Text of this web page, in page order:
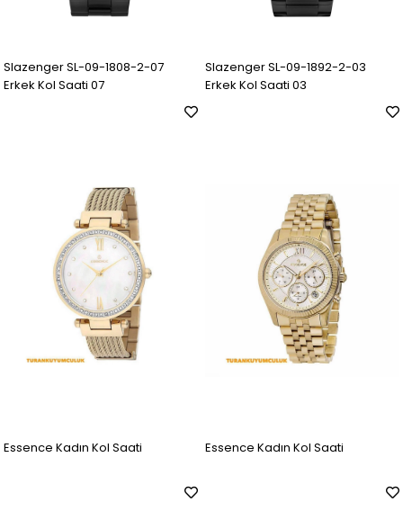
Slazenger SL-09-1808-2-07
Erkek Kol Saati 07
Slazenger SL-09-1892-2-03
Erkek Kol Saati 03
Essence Kadın Kol Saati Essence Kadın Kol Saati